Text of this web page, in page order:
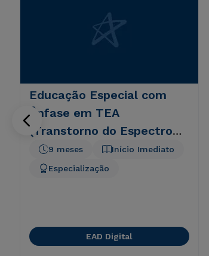
Educação Especial com
Ênfase em TEA
(Transtorno do Espectro
Autista)
Início Imediato
9 meses
Especialização
EAD Digital